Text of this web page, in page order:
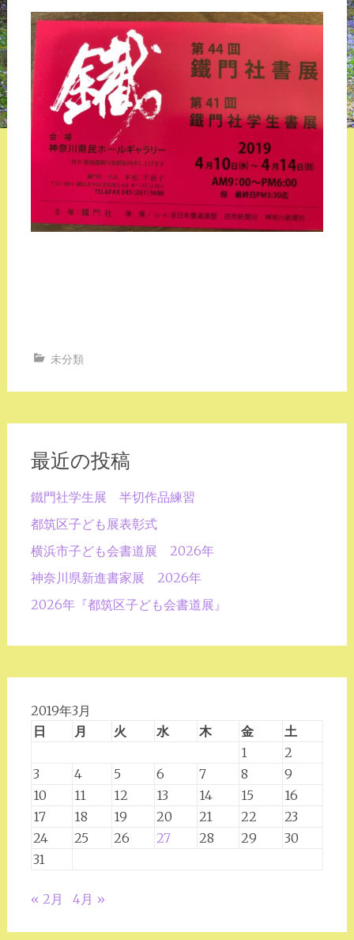
未分類
最近の投稿
鐵門社学生展 半切作品練習
都筑区子ども展表彰式
横浜市子ども会書道展 2026年
神奈川県新進書家展 2026年
2026年『都筑区子ども会書道展』
2019年3月
日
月 火 水 木 金
土
1
2
3
4 5 6 7 8
9
10
11 12 13 14 15
16
17
18 19 20 21 22
23
24
25 26 27 28 29
30
31
« 2月 4月 »